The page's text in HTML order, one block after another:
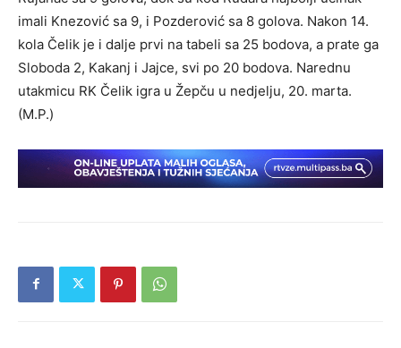
imali Knezović sa 9, i Pozderović sa 8 golova. Nakon 14.
kola Čelik je i dalje prvi na tabeli sa 25 bodova, a prate ga
Sloboda 2, Kakanj i Jajce, svi po 20 bodova. Narednu
utakmicu RK Čelik igra u Žepču u nedjelju, 20. marta.
(M.P.)